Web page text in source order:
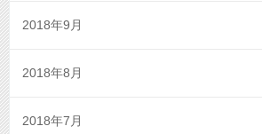
2018年9月
2018年8月
2018年7月